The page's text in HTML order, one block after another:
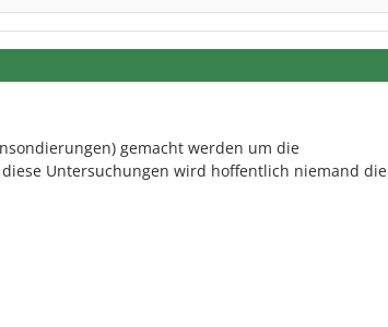
gemacht werden um die
Untersuchungen wird hoffentlich niemand die